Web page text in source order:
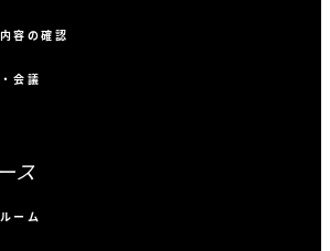
容の確認
会議
ス
ーム